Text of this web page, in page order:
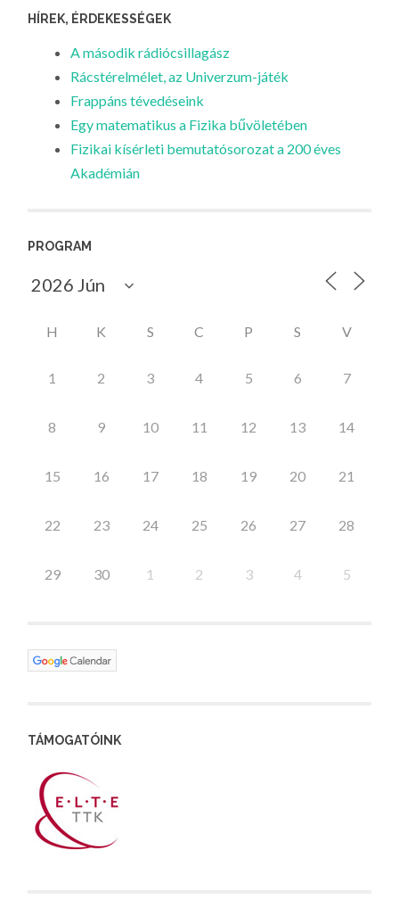
HÍREK, ÉRDEKESSÉGEK
A második rádiócsillagász
Rácstérelmélet, az Univerzum-játék
Frappáns tévedéseink
Egy matematikus a Fizika bűvöletében
Fizikai kísérleti bemutatósorozat a 200 éves
Akadémián
PROGRAM
H K S C P S V
1 2 3 4 5 6 7
8 9 10 11 12 13 14
15 16 17 18 19 20 21
22 23 24 25 26 27 28
29 30 1 2 3 4 5
TÁMOGATÓINK